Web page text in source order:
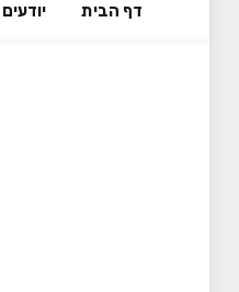
דף הבית